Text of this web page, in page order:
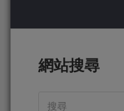
網站搜尋